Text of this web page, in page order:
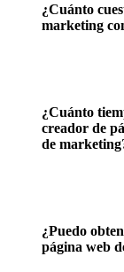
¿Cuánto
marketing
¿Cuánto
creador de
de
¿Puedo
página web